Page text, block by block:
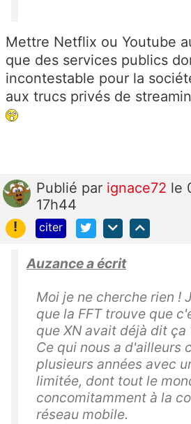
Mettre Netflix ou Youtube
que des services publics
incontestable pour la
aux trucs privés de
Publié par ignace72 le
17h44
!
citer
Auzance a écrit
Moi je ne cherche rien !
que la FFT trouve que
que XN avait déjà dit ça
Ce qui nous a d'ailleurs
plusieurs années avec
limitée, dont tout le
concomitamment à la
réseau mobile.